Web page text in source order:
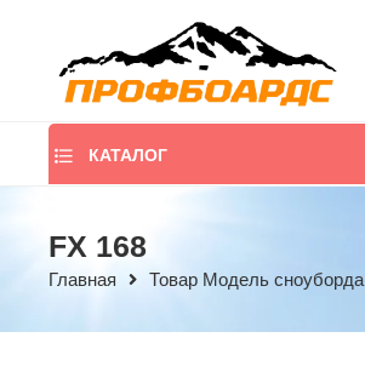
КАТАЛОГ
FX 168
Главная Товар Модель сноуборда